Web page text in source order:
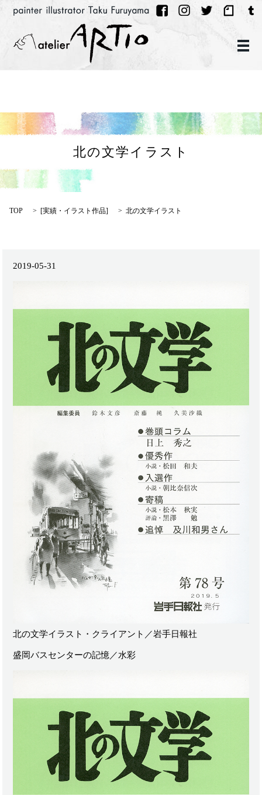
メ
北の文学イラスト
TOP [実績・イラスト作品] 北の文学イラスト
2019-05-31
北の文学イラスト・クライアント／岩手日報社
盛岡バスセンターの記憶／水彩